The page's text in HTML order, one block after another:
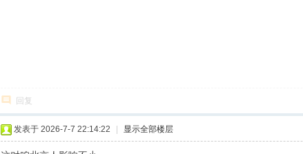
回复
发表于 2026-7-7 22:14:22 显示全部楼层